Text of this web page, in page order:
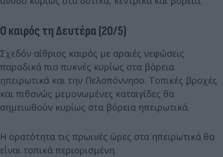
Ο καιρός τη Δευτέρα (20/5)
Σχεδόν αίθριος καιρός με αραιές νεφώσεις
παροδικά πιο πυκνές κυρίως στα βόρεια
ηπειρωτικά και την Πελοπόννησο. Τοπικές βροχές
και πιθανώς μεμονωμένες καταιγίδες θα
σημειωθούν κυρίως στα βόρεια ηπειρωτικά.
Η ορατότητα τις πρωινές ώρες στα ηπειρωτικά θα
είναι τοπικά περιορισμένη.